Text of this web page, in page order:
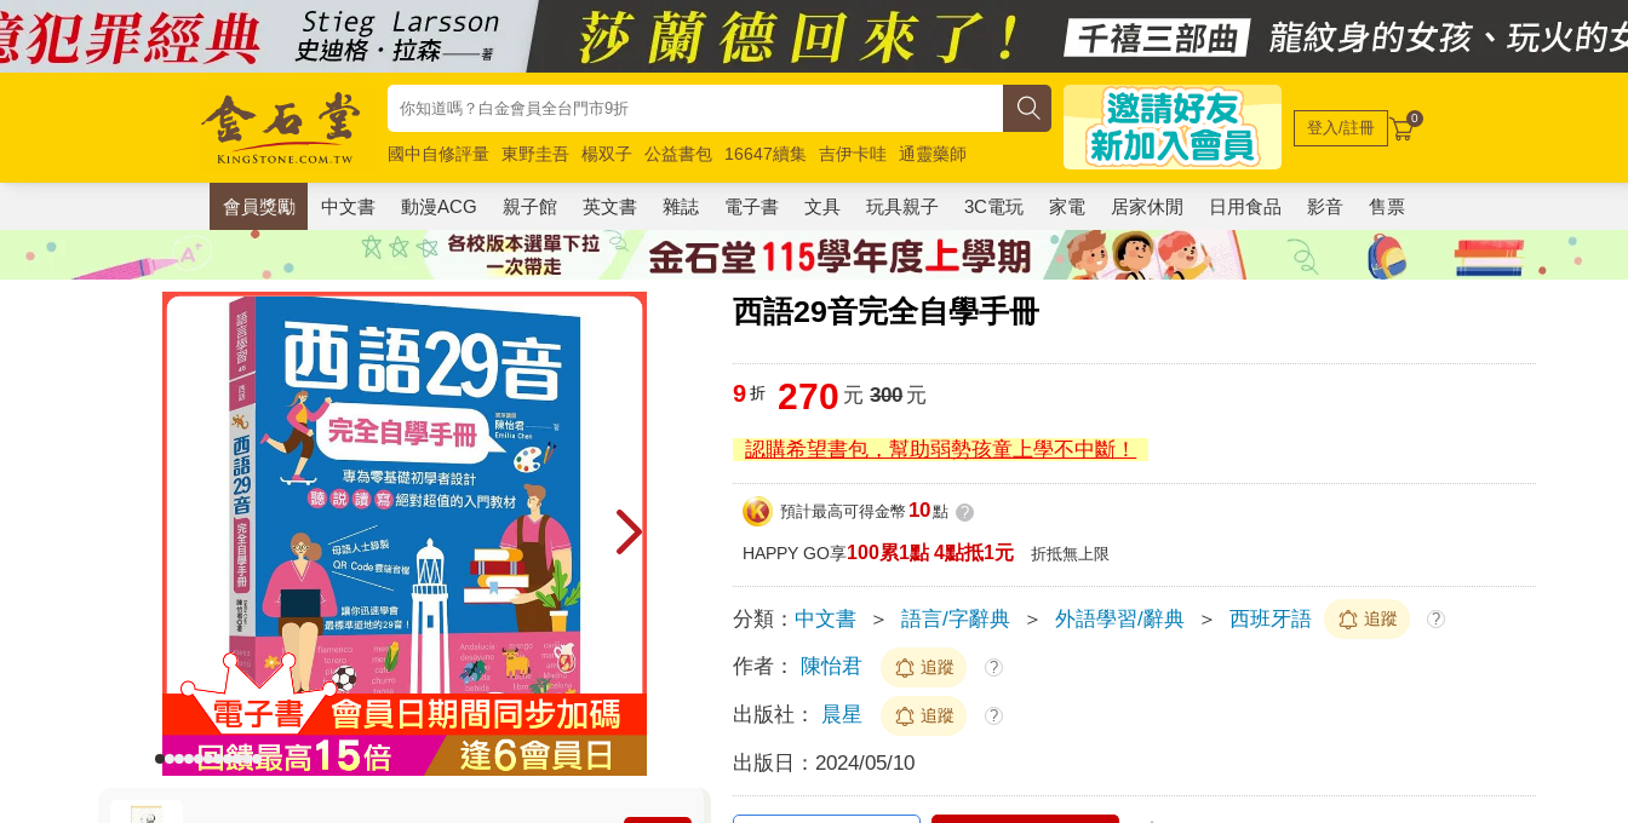
國中自修評量 東野圭吾 楊双子 公益書包 16647續集 吉伊卡哇
通靈藥師
唯紅花綻放
奧德賽 路邊攤新作 馬斯克 玩具總動員5 超慢跑
登入/註冊 0
會員獎勵 中文書 動漫ACG 親子館 英文書 雜誌 電子書 文具 玩具親子 3C電玩 家電 居家休閒 日用食品 影音 售票
西語29音完全自學手冊
9 折 270 元 300元
認購希望書包，幫助弱勢孩童上學不中斷！
預計最高可得金幣 10點 ?
HAPPY GO享100累1點 4點抵1元 折抵無上限
分類： 中文書 ＞ 語言/字辭典 ＞ 外語學習/辭典 ＞ 西班牙語 追蹤 ?
作者： 陳怡君 追蹤 ?
出版社： 晨星 追蹤 ?
出版日： 2024/05/10